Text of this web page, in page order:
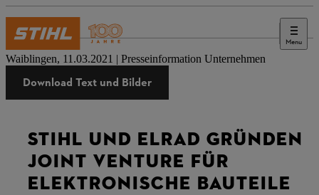
Menu
Presse
Waiblingen, 11.03.2021 | Presseinformation Unternehmen
Download Text und Bilder
STIHL UND ELRAD GRÜNDEN
JOINT VENTURE FÜR
ELEKTRONISCHE BAUTEILE